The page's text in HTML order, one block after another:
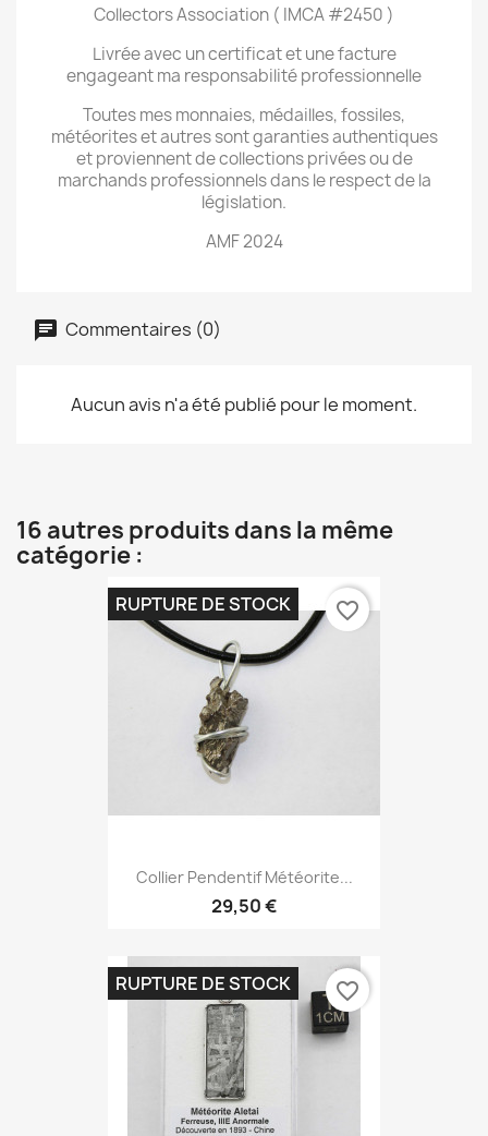
Collectors Association ( IMCA #2450 )
Livrée avec un certificat et une facture
engageant ma responsabilité professionnelle
Toutes mes monnaies, médailles, fossiles,
météorites et autres sont garanties authentiques
et proviennent de collections privées ou de
marchands professionnels dans le respect de la
législation.
AMF 2024
Commentaires (0)
Aucun avis n'a été publié pour le moment.
16 autres produits dans la même
catégorie :
Collier Pendentif Météorite...
29,50 €
RUPTURE DE STOCK favorite_border
RUPTURE DE STOCK favorite_border